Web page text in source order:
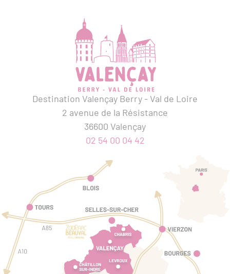
Destination Valençay Berry - Val de Loire
2 avenue de la Résistance
36600 Valençay
02 54 00 04 42